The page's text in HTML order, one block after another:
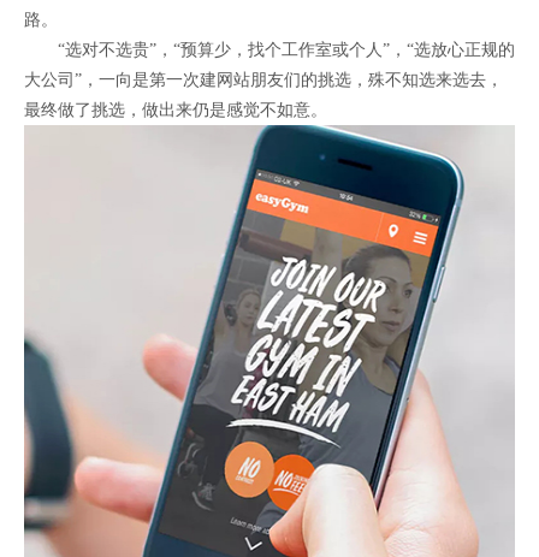
路。
“选对不选贵”，“预算少，找个工作室或个人”，“选放心正规的
大公司”，一向是第一次建网站朋友们的挑选，殊不知选来选去，
最终做了挑选，做出来仍是感觉不如意。